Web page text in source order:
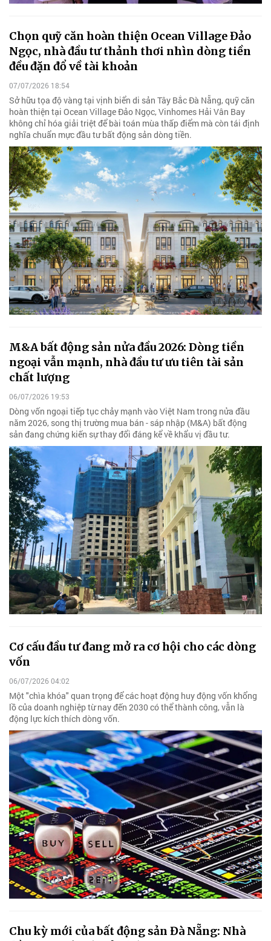
Chọn quỹ căn hoàn thiện Ocean Village Đảo
Ngọc, nhà đầu tư thảnh thơi nhìn dòng tiền
đều đặn đổ về tài khoản
07/07/2026 18:54
Sở hữu tọa độ vàng tại vịnh biển di sản Tây Bắc Đà Nẵng, quỹ căn
hoàn thiện tại Ocean Village Đảo Ngọc, Vinhomes Hải Vân Bay
không chỉ hóa giải triệt để bài toán mùa thấp điểm mà còn tái định
nghĩa chuẩn mực đầu tư bất động sản dòng tiền.
M&A bất động sản nửa đầu 2026: Dòng tiền
ngoại vẫn mạnh, nhà đầu tư ưu tiên tài sản
chất lượng
06/07/2026 19:53
Dòng vốn ngoại tiếp tục chảy mạnh vào Việt Nam trong nửa đầu
năm 2026, song thị trường mua bán - sáp nhập (M&A) bất động
sản đang chứng kiến sự thay đổi đáng kể về khẩu vị đầu tư.
Cơ cấu đầu tư đang mở ra cơ hội cho các dòng
vốn
06/07/2026 04:02
Một "chìa khóa" quan trọng để các hoạt động huy động vốn khổng
lồ của doanh nghiệp từ nay đến 2030 có thể thành công, vẫn là
động lực kích thích dòng vốn.
Chu kỳ mới của bất động sản Đà Nẵng: Nhà